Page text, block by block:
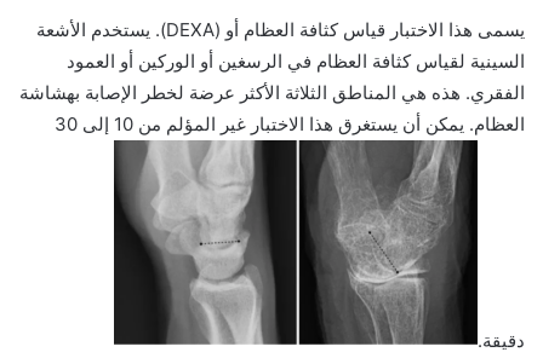
يسمى هذا الاختبار قياس كثافة العظام أو (DEXA). يستخدم الأشعة
السينية لقياس كثافة العظام في الرسغين أو الوركين أو العمود
الفقري. هذه هي المناطق الثلاثة الأكثر عرضة لخطر الإصابة بهشاشة
العظام. يمكن أن يستغرق هذا الاختبار غير المؤلم من 10 إلى 30
دقيقة.